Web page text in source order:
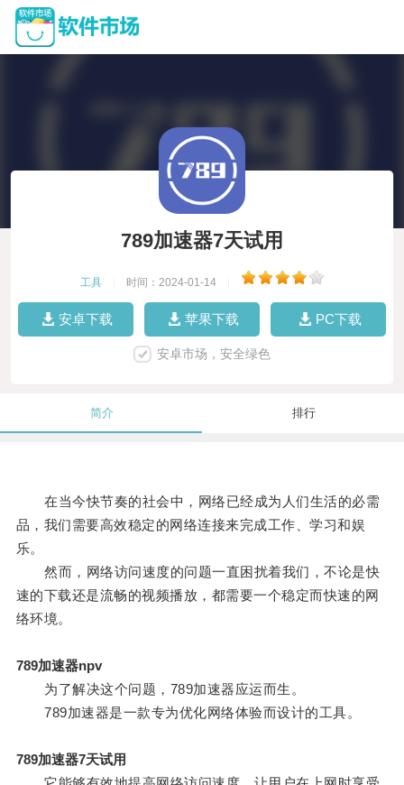
789加速器7天试用
工具 时间：2024-01-14
安卓下载 苹果下载 PC下载
安卓市场，安全绿色
简介 排行
在当今快节奏的社会中，网络已经成为人们生活的必需
品，我们需要高效稳定的网络连接来完成工作、学习和娱
乐。
然而，网络访问速度的问题一直困扰着我们，不论是快
速的下载还是流畅的视频播放，都需要一个稳定而快速的网
络环境。
789加速器npv
为了解决这个问题，789加速器应运而生。
789加速器是一款专为优化网络体验而设计的工具。
789加速器7天试用